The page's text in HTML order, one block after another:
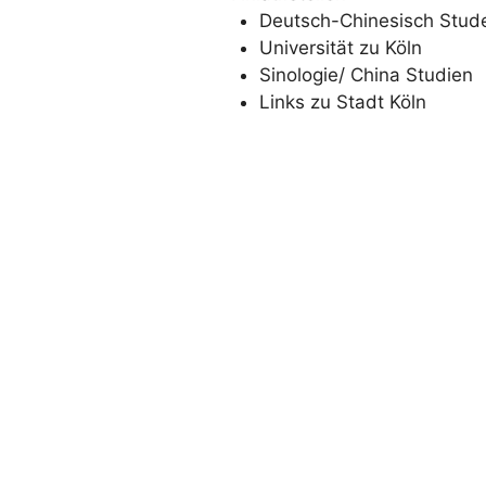
Deutsch-Chinesisch
Universität zu Köln
Sinologie/ China Studien
Links zu Stadt Köln